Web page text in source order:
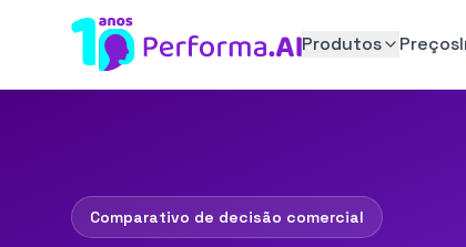
Produtos Preços
Comparativo de decisão comercial